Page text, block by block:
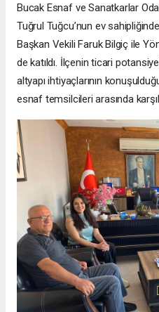
Bucak Esnaf ve Sanatkarlar
Tuğrul Tuğcu’nun ev
Başkan Vekili Faruk Bilgiç ile
de katıldı. İlçenin ticari
altyapı ihtiyaçlarının
esnaf temsilcileri arasında